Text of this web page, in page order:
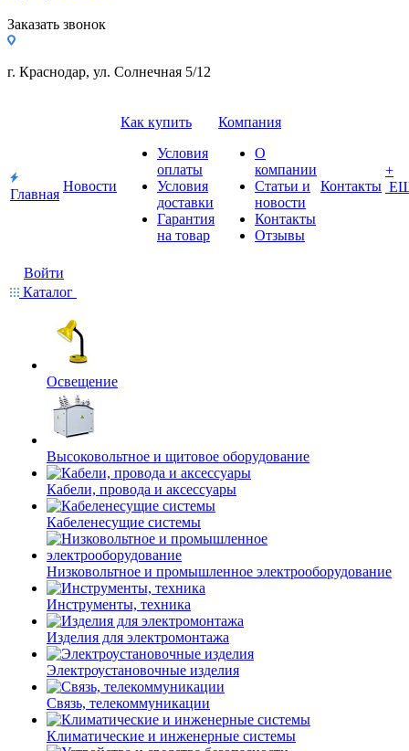
Заказать звонок
г. Краснодар, ул. Солнечная 5/12
Главная
Новости
Как купить
Условия
оплаты
Условия
доставки
Гарантия
на товар
Компания
О
компании
Статьи и
новости
Контакты
Отзывы
Контакты
+
Войти
Каталог
Освещение
Высоковольтное и щитовое оборудование
Кабели, провода и аксессуары
Кабеленесущие системы
Низковольтное и промышленное электрооборудование
Инструменты, техника
Изделия для электромонтажа
Электроустановочные изделия
Связь, телекоммуникации
Климатические и инженерные системы